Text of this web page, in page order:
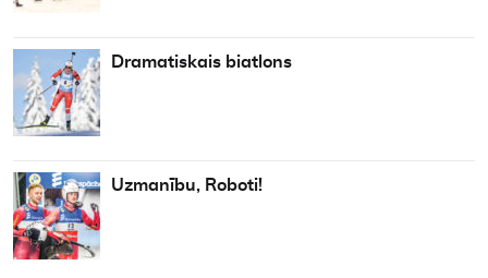
Dramatiskais biatlons
Uzmanību, Roboti!